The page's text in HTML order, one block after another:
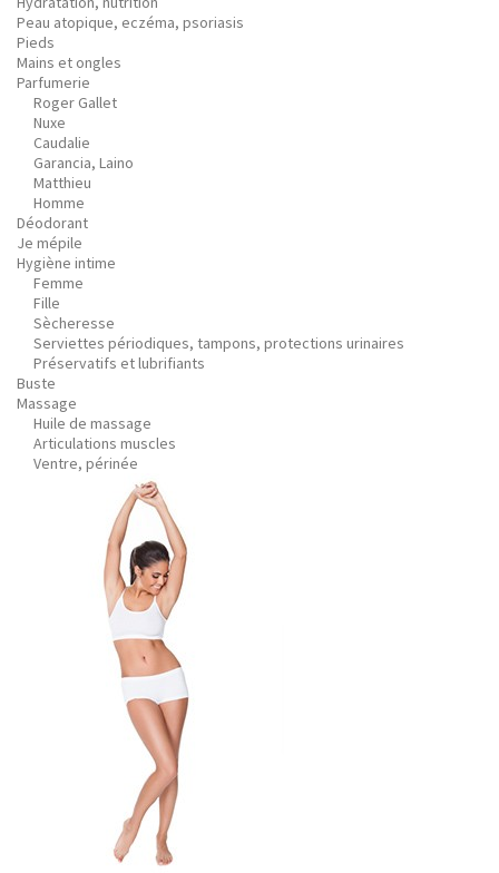
Peau atopique, eczéma, psoriasis
Pieds
Mains et ongles
Parfumerie
Roger Gallet
Nuxe
Caudalie
Garancia, Laino
Matthieu
Homme
Déodorant
Je mépile
Hygiène intime
Femme
Fille
Sècheresse
Serviettes périodiques, tampons, protections urinaires
Préservatifs et lubrifiants
Buste
Massage
Huile de massage
Articulations muscles
Ventre, périnée